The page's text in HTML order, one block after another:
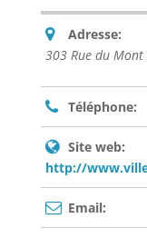
Adresse:
303 Rue du Mont
Téléphone:
Site web:
http://
Email: